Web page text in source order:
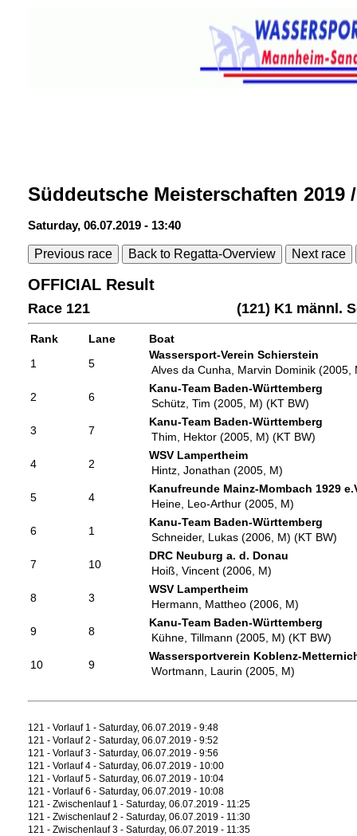
Süddeutsche Meisterschaften 2019
Saturday, 06.07.2019 - 13:40
Previous race Back to Regatta-Overview Next race
OFFICIAL Result
Race 121 (121) K1 männl.
Rank Lane
Boat
1
5
Wassersport-Verein Schierstein
Alves da Cunha, Marvin Dominik (2005,
2 6
Kanu-Team Baden-Württemberg
Schütz, Tim (2005, M) (KT BW)
3 7
Kanu-Team Baden-Württemberg
Thim, Hektor (2005, M) (KT BW)
4 2
WSV Lampertheim
Hintz, Jonathan (2005, M)
5 4
Kanufreunde Mainz-Mombach 1929
Heine, Leo-Arthur (2005, M)
6 1
Kanu-Team Baden-Württemberg
Schneider, Lukas (2006, M) (KT BW)
7 10
DRC Neuburg a. d. Donau
Hoiß, Vincent (2006, M)
8 3
WSV Lampertheim
Hermann, Mattheo (2006, M)
9 8
Kanu-Team Baden-Württemberg
Kühne, Tillmann (2005, M) (KT BW)
10 9
Wassersportverein Koblenz-
Wortmann, Laurin (2005, M)
121 - Vorlauf 1 - Saturday, 06.07.2019 - 9:48
121 - Vorlauf 2 - Saturday, 06.07.2019 - 9:52
121 - Vorlauf 3 - Saturday, 06.07.2019 - 9:56
121 - Vorlauf 4 - Saturday, 06.07.2019 - 10:00
121 - Vorlauf 5 - Saturday, 06.07.2019 - 10:04
121 - Vorlauf 6 - Saturday, 06.07.2019 - 10:08
121 - Zwischenlauf 1 - Saturday, 06.07.2019 - 11:25
121 - Zwischenlauf 2 - Saturday, 06.07.2019 - 11:30
121 - Zwischenlauf 3 - Saturday, 06.07.2019 - 11:35